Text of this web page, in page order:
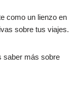
como un lienzo en
sobre tus viajes.
saber más sobre